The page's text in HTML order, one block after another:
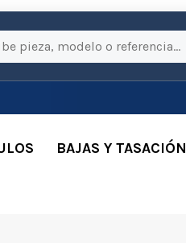
BAJAS Y TASACIÓN